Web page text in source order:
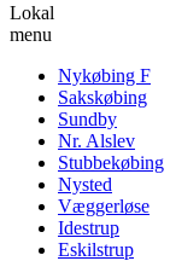
Lokal
menu
Nykøbing F
Sakskøbing
Sundby
Nr. Alslev
Stubbekøbing
Nysted
Væggerløse
Idestrup
Eskilstrup